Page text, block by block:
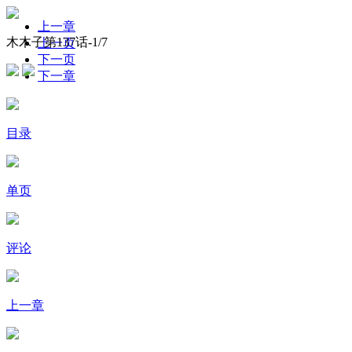
木木子第137话-1/7
上一章
上一页
下一页
下一章
目录
单页
评论
上一章